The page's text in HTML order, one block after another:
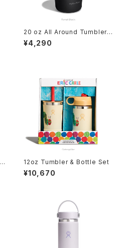
20 oz All Around Tumbler
Tonal Black
¥4,290
12oz Tumbler & Bottle Set
¥10,670